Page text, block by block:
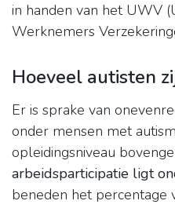
in handen van het UWV
Werknemers
Hoeveel autisten
Er is sprake van
onder mensen met
opleidingsniveau
arbeidsparticipatie ligt
beneden het percentage